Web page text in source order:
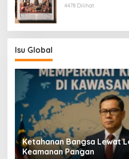
4478 Dilihat
Isu Global
Ketahanan Bangsa Lewat
Keamanan Pangan